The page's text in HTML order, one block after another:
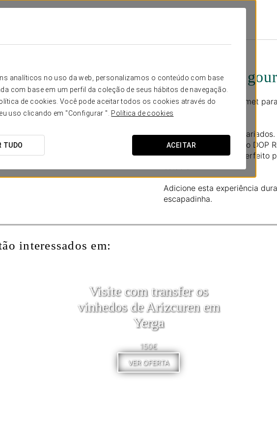
analíticos no uso da web, personalizamos o conteúdo com base
com base em um perfil da coleção de seus hábitos de navegação.
de cookies. Você pode aceitar todos os cookies através do
uso clicando em "Configurar ". Política de cookies
TUDO ACEITAR
Experiência
Uma experiência gourmet
quarto.
- Tábua de enchidos variados.
- Garrafa de vinho tinto DOP
O acompanhamento perfeito
Adicione esta experiência
escapadinha.
interessados em:
Visite com transfer os
vinhedos de Arizcuren em
Yerga
150€
VER OFERTA